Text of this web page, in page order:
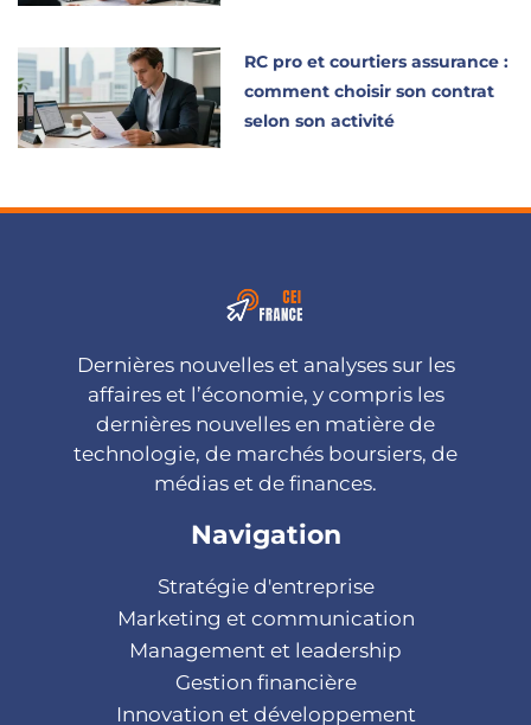
RC pro et courtiers assurance :
comment choisir son contrat
selon son activité
Dernières nouvelles et analyses sur les
affaires et l’économie, y compris les
dernières nouvelles en matière de
technologie, de marchés boursiers, de
médias et de finances.
Navigation
Stratégie d'entreprise
Marketing et communication
Management et leadership
Gestion financière
Innovation et développement